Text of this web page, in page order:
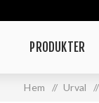
PRODUKTER
Hem / Urval /